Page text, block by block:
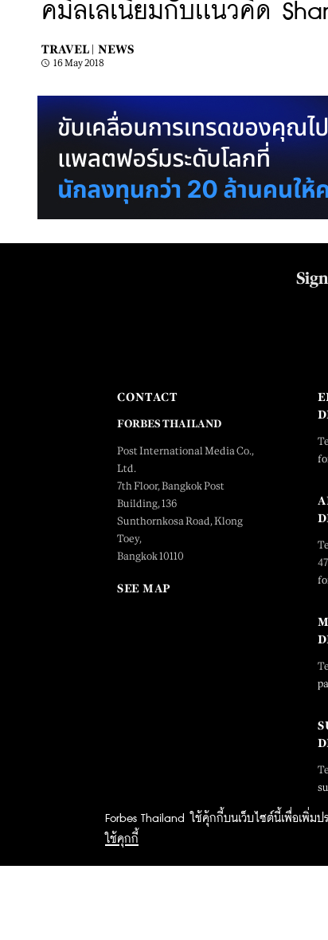
คมิลเลเนียมกับเเนวคิด
TRAVEL | NEWS
16 May 2018
Forbes Thailand ใช้คุ้กกี้บนเว็บไซต์นี้เพื่อเพิ่ม
ใช้คุกกี้
CONTACT
FORBES THAILAND
Post International Media Co.,
Ltd.
7th Floor, Bangkok Post
Building, 136
Sunthornkosa Road, Klong
Toey,
Bangkok 10110
SEE MAP